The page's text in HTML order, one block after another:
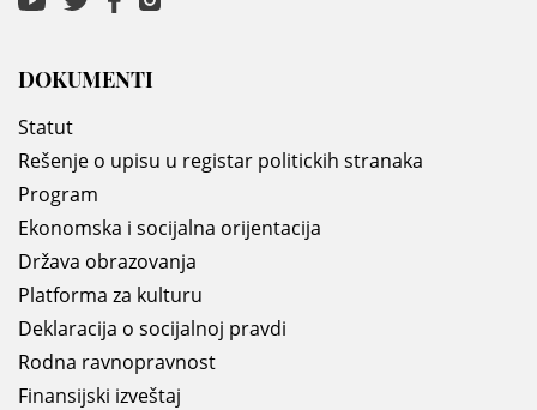
DOKUMENTI
Statut
Rešenje o upisu u registar politickih stranaka
Program
Ekonomska i socijalna orijentacija
Država obrazovanja
Platforma za kulturu
Deklaracija o socijalnoj pravdi
Rodna ravnopravnost
Finansijski izveštaj